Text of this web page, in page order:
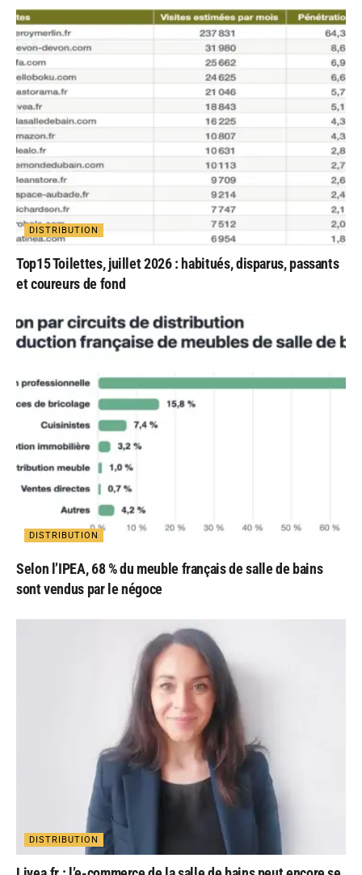
DISTRIBUTION
Top15 Toilettes, juillet 2026 : habitués, disparus, passants
et coureurs de fond
DISTRIBUTION
Selon l’IPEA, 68 % du meuble français de salle de bains
sont vendus par le négoce
DISTRIBUTION